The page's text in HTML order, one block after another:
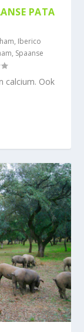
PATA
ham, Iberico
, Spaanse
calcium. Ook